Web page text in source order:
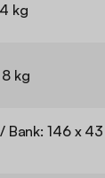
kg
kg
Bank: 146 x 43